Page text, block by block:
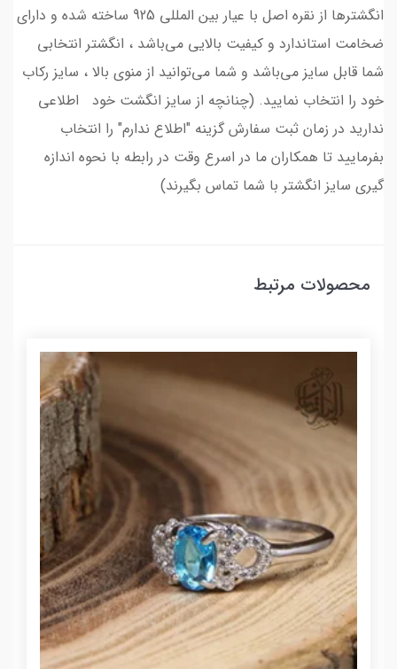
انگشترها از نقره اصل با عیار بین المللی 925 ساخته شده و دارای
ضخامت استاندارد و کیفیت بالایی می‌باشد ، انگشتر انتخابی
شما قابل سایز می‌باشد و شما می‌توانید از منوی بالا ، سایز رکاب
خود را انتخاب نمایید. (چنانچه از سایز انگشت خود اطلاعی
ندارید در زمان ثبت سفارش گزینه "اطلاع ندارم" را انتخاب
بفرمایید تا همکاران ما در اسرع وقت در رابطه با نحوه اندازه
گیری سایز انگشتر با شما تماس بگیرند)
محصولات مرتبط